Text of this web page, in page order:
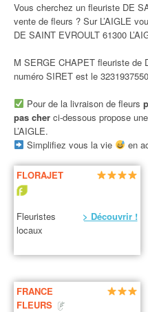
Vous cherchez un fleuriste DE
vente de fleurs ? Sur L’AIGLE
DE SAINT EVROULT 61300
M SERGE CHAPET fleuriste de
numéro SIRET est le
Pour de la livraison de fleurs
pas cher ci-dessous propose une
L’AIGLE.
Simplifiez vous la vie
en
FLORAJET
Fleuristes
locaux
> Découvrir !
FRANCE
FLEURS